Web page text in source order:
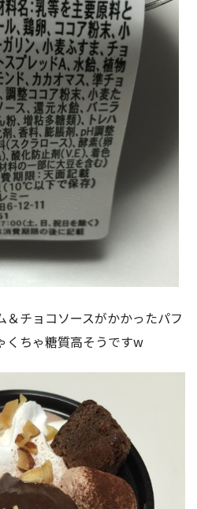
＆チョコソースがかかったパフ
くちゃ糖質高そうですw